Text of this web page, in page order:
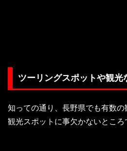
ツーリングスポットや観光
知っての通り、長野県でも有数の
観光スポットに事欠かないところ